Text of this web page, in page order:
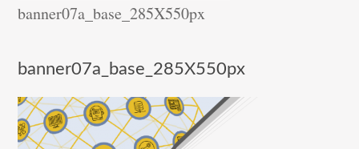
banner07a_base_285X550px
banner07a_base_285X550px